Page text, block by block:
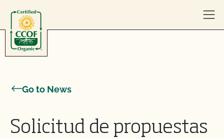
Go to News
Solicitud de propuestas